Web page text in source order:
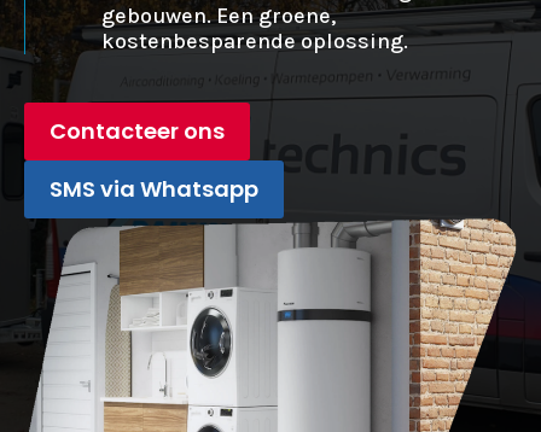
gebouwen. Een groene,
kostenbesparende oplossing.
Contacteer ons
SMS via Whatsapp